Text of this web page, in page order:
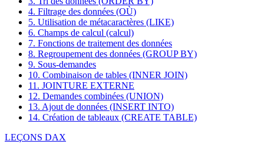
4. Filtrage des données (OÙ)
5. Utilisation de métacaractères (LIKE)
6. Champs de calcul (calcul)
7. Fonctions de traitement des données
8. Regroupement des données (GROUP BY)
9. Sous-demandes
10. Combinaison de tables (INNER JOIN)
11. JOINTURE EXTERNE
12. Demandes combinées (UNION)
13. Ajout de données (INSERT INTO)
14. Création de tableaux (CREATE TABLE)
LEÇONS DAX